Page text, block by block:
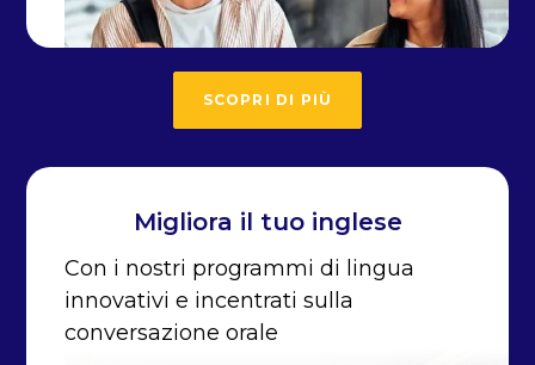
SCOPRI DI PIÙ
Migliora il tuo inglese
Con i nostri programmi di lingua
innovativi e incentrati sulla
conversazione orale